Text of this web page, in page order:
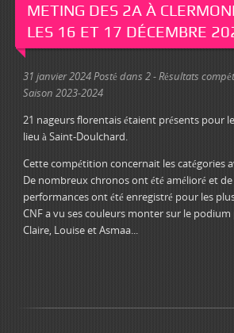
METING DES 2A À
LES 16 ET 17 DÉCEMBRE
31 janvier 2024Posté dans 2 - Résultats
Saison 2023-2024
21 nageurs florentais étaient présents pour
lieu à Saint-Doulchard.
Cette compétition concernait les catégories
De nombreux chronos ont été amélioré et
performances ont été enregistré pour les
CNF a vu ses couleurs monter sur le
Claire, Louise et Asmaa...